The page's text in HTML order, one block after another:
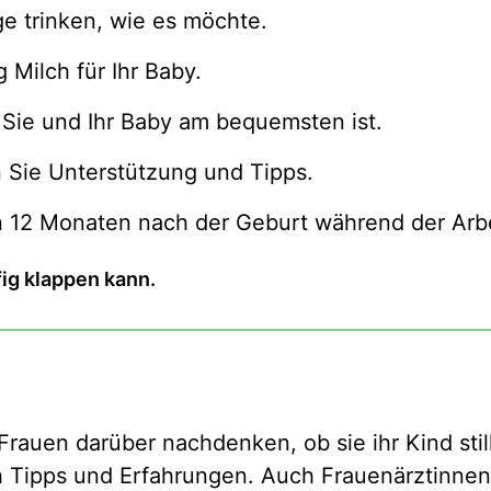
trinken, wie es möchte.
Milch für Ihr Baby.
und Ihr Baby am bequemsten ist.
Unterstützung und Tipps.
Monaten nach der Geburt während der
klappen kann.
darüber nachdenken, ob sie ihr Kind
und Erfahrungen. Auch